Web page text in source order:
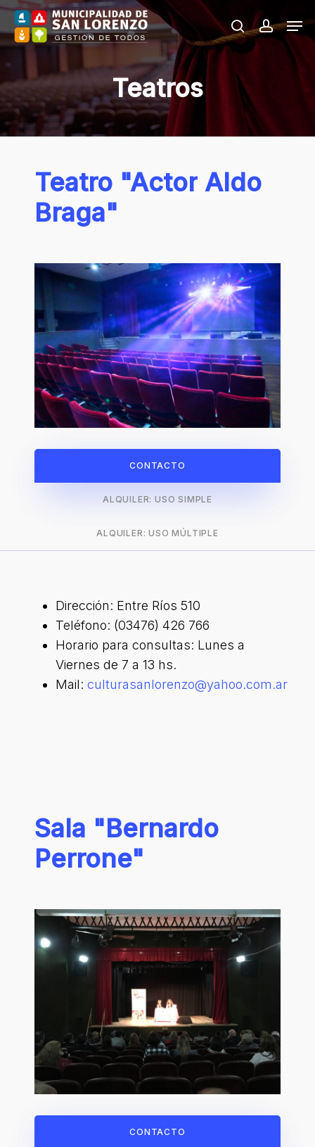
Skip
to
main
content
search
Teatros
Teatro "Actor Aldo
Braga"
CONTACTO
ALQUILER: USO SIMPLE
ALQUILER: USO MÚLTIPLE
Dirección: Entre Ríos 510
Teléfono: (03476) 426 766
Horario para consultas: Lunes a
Viernes de 7 a 13 hs.
Mail: culturasanlorenzo@yahoo.com.ar
Sala "Bernardo
Perrone"
CONTACTO